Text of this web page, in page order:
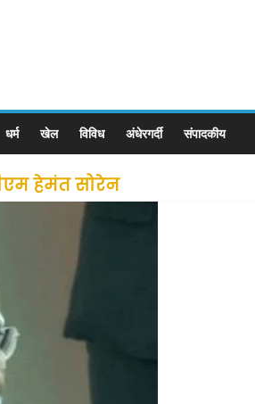
धर्म खेल विविध अंधेरगर्दी संपादकीय
हेमंत सोरेन
घर वापसी
पंजीयन: राजस्थान सरकार
मिली इजाजत: गृह मंत्रालय